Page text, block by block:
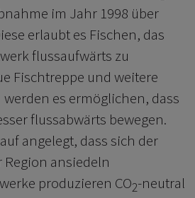
im Jahr 1998 über
erlaubt es Fischen, das
flussaufwärts zu
Fischtreppe und weitere
es ermöglichen, dass
flussabwärts bewegen.
angelegt, dass sich der
Region ansiedeln
produzieren CO2-neutral